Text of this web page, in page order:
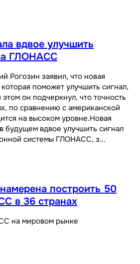
вдвое улучшить
ГЛОНАСС
Рогозин заявил, что новая
поможет улучшить сигнал,
он подчеркнул, что точность
по сравнению с американской
на высоком уровне.Новая
будущем вдвое улучшить сигнал
системы ГЛОНАСС, з...
построить 50
в 36 странах
на мировом рынке